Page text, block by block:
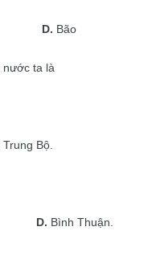
D. Bão
nước ta là
Bộ.
D. Bình Thuận.